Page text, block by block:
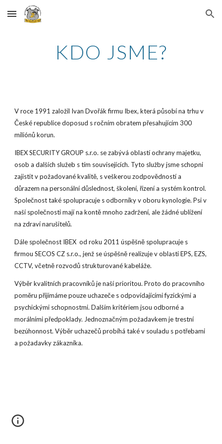
Skip to main content Skip to navigation
KDO JSME?
V roce 1991 založil Ivan Dvořák firmu Ibex, která působí na trhu v
České republice doposud s ročním obratem přesahujícím 300
miliónů korun.
IBEX SECURITY GROUP s.r.o. se zabývá oblastí ochrany majetku,
osob a dalších služeb s tím souvisejících. Tyto služby jsme schopni
zajistit v požadované kvalitě, s veškerou zodpovědností a
důrazem na personální důslednost, školení, řízení a systém kontrol.
Společnost také spolupracuje s odborníky v oboru kynologie. Psi v
naší společnosti mají na kontě mnoho zadržení, ale žádné ublížení
na zdraví narušitelů.
Dále společnost IBEX od roku 2011 úspěšně spolupracuje s
firmou SECOS CZ s.r.o., jenž se úspěšně realizuje v oblasti EPS, EZS,
CCTV, včetně rozvodů strukturované kabeláže.
Výběr kvalitních pracovníků je naší prioritou. Proto do pracovního
poměru přijímáme pouze uchazeče s odpovídajícími fyzickými a
psychickými schopnostmi. Dalším kritériem jsou odborné a
morálními předpoklady. Jednoznačným požadavkem je trestní
bezúhonnost. Výběr uchazečů probíhá také v souladu s potřebami
a požadavky zákazníka.